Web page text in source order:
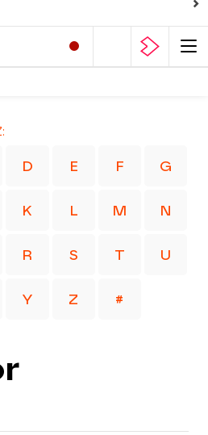
D E F G
K L M N
R S T U
Y Z #